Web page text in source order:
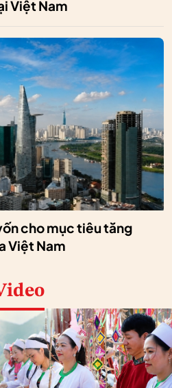
Việt Nam
cho mục tiêu tăng
Việt Nam